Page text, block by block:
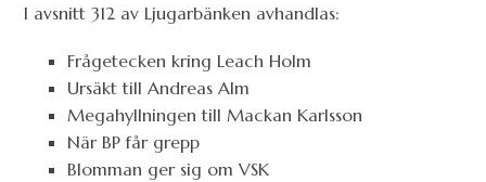
I avsnitt 312 av Ljugarbänken avhandlas:
Frågetecken kring Leach Holm
Ursäkt till Andreas Alm
Megahyllningen till Mackan Karlsson
När BP får grepp
Blomman ger sig om VSK